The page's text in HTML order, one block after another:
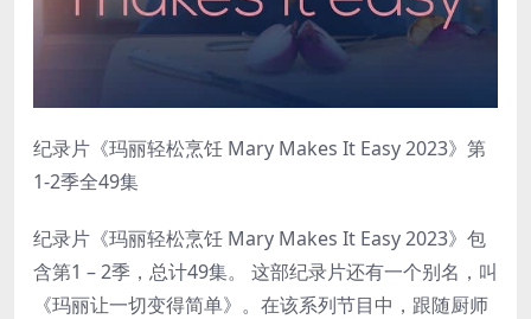
纪录片《玛丽轻松烹饪 Mary Makes It Easy 2023》第
1-2季全49集
纪录片《玛丽轻松烹饪 Mary Makes It Easy 2023》包
含第1 – 2季，总计49集。 这部纪录片还有一个别名，叫
《玛丽让一切变得简单》。在该系列节目中，跟随厨师